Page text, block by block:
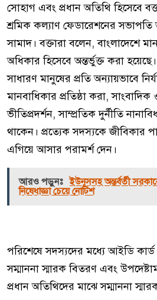
সোহাগ এবং প্রধান অতিথি হিসেবে
শ্রমিক কল্যাণ ফেডারেশনের
সামাদ। বক্তারা বলেন, বাংলাদেশে
অধিকার হিসেবে অন্তর্ভুক্ত করা
সাধারণ মানুষের প্রতি অন্যায়ভাবে
মানবাধিকার প্রতিষ্ঠা করা,
ভীতিপ্রদর্শন, সাম্প্রতিক দুর্নীতি
থাকেন। প্রত্যেক সদস্যকে জীবিকার
এগিয়ে আসার পরামর্শ দেন।
আরও পড়ুনঃ ইউনূসসহ অন্তর্বর্তী
নিষেধাজ্ঞা চেয়ে নোটিশ
পরিশেষে সদস্যদের মধ্যে আইডি
সম্মাননা স্মারক বিতরণ এবং
প্রধান অতিথিদের মাঝে সম্মাননা